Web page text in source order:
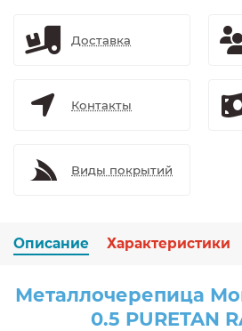
Доставка
Контакты
Виды покрытий
Описание Характеристики
Металлочерепица
0.5 PURETAN